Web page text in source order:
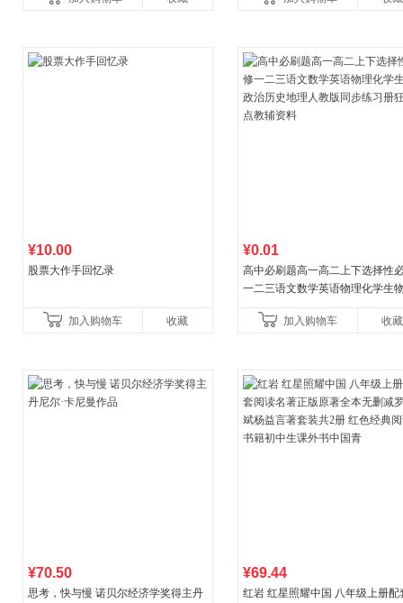
¥10.00
股票大作手回忆录
加入购物车 收藏
¥0.01
高中必刷题高一高二上下选择性
一二三语文数学英语物理化学生
教辅资料加入购物车 收藏
¥70.50
思考，快与慢 诺贝尔经济学奖得主丹
¥69.44
红岩 红星照耀中国 八年级上册配